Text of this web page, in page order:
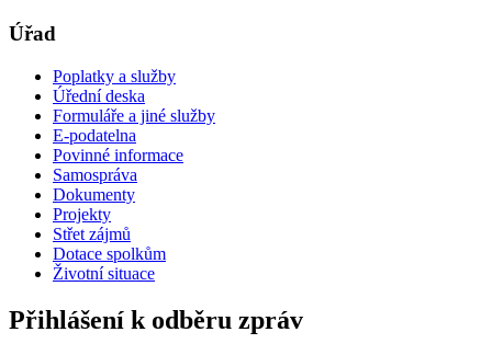
Úřad
Poplatky a služby
Úřední deska
Formuláře a jiné služby
E-podatelna
Povinné informace
Samospráva
Dokumenty
Projekty
Střet zájmů
Dotace spolkům
Životní situace
Přihlášení k odběru zpráv